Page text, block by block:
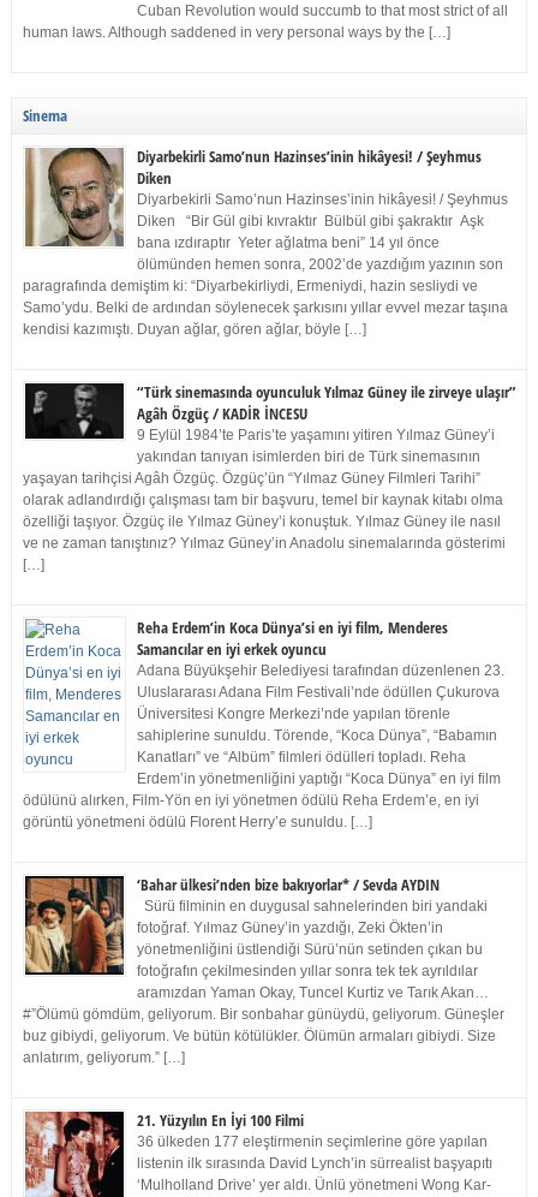
Cuban Revolution would succumb to that most strict of all
human laws. Although saddened in very personal ways by the […]
Sinema
Diyarbekirli Samo’nun Hazinses’inin hikâyesi! / Şeyhmus
Diken
Diyarbekirli Samo’nun Hazinses’inin hikâyesi! / Şeyhmus
Diken “Bir Gül gibi kıvraktır Bülbül gibi şakraktır Aşk
bana ızdıraptır Yeter ağlatma beni” 14 yıl önce
ölümünden hemen sonra, 2002’de yazdığım yazının son
paragrafında demiştim ki: “Diyarbekirliydi, Ermeniydi, hazin sesliydi ve
Samo’ydu. Belki de ardından söylenecek şarkısını yıllar evvel mezar taşına
kendisi kazımıştı. Duyan ağlar, gören ağlar, böyle […]
“Türk sinemasında oyunculuk Yılmaz Güney ile zirveye ulaşır”
Agâh Özgüç / KADİR İNCESU
9 Eylül 1984’te Paris’te yaşamını yitiren Yılmaz Güney’i
yakından tanıyan isimlerden biri de Türk sinemasının
yaşayan tarihçisi Agâh Özgüç. Özgüç’ün “Yılmaz Güney Filmleri Tarihi”
olarak adlandırdığı çalışması tam bir başvuru, temel bir kaynak kitabı olma
özelliği taşıyor. Özgüç ile Yılmaz Güney’i konuştuk. Yılmaz Güney ile nasıl
ve ne zaman tanıştınız? Yılmaz Güney’in Anadolu sinemalarında gösterimi
[…]
Reha Erdem’in Koca Dünya’si en iyi film, Menderes
Samancılar en iyi erkek oyuncu
Adana Büyükşehir Belediyesi tarafından düzenlenen 23.
Uluslararası Adana Film Festivali’nde ödüllen Çukurova
Üniversitesi Kongre Merkezi’nde yapılan törenle
sahiplerine sunuldu. Törende, “Koca Dünya”, “Babamın
Kanatları” ve “Albüm” filmleri ödülleri topladı. Reha
Erdem’in yönetmenliğini yaptığı “Koca Dünya” en iyi film
ödülünü alırken, Film-Yön en iyi yönetmen ödülü Reha Erdem’e, en iyi
görüntü yönetmeni ödülü Florent Herry’e sunuldu. […]
‘Bahar ülkesi’nden bize bakıyorlar* / Sevda AYDIN
Sürü filminin en duygusal sahnelerinden biri yandaki
fotoğraf. Yılmaz Güney’in yazdığı, Zeki Ökten’in
yönetmenliğini üstlendiği Sürü’nün setinden çıkan bu
fotoğrafın çekilmesinden yıllar sonra tek tek ayrıldılar
aramızdan Yaman Okay, Tuncel Kurtiz ve Tarık Akan…
#”Ölümü gömdüm, geliyorum. Bir sonbahar günüydü, geliyorum. Güneşler
buz gibiydi, geliyorum. Ve bütün kötülükler. Ölümün armaları gibiydi. Size
anlatırım, geliyorum.” […]
21. Yüzyılın En İyi 100 Filmi
36 ülkeden 177 eleştirmenin seçimlerine göre yapılan
listenin ilk sırasında David Lynch’in sürrealist başyapıtı
‘Mulholland Drive’ yer aldı. Ünlü yönetmeni Wong Kar-